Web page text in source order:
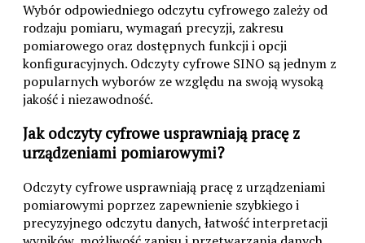
Wybór odpowiedniego odczytu cyfrowego zależy od
rodzaju pomiaru, wymagań precyzji, zakresu
pomiarowego oraz dostępnych funkcji i opcji
konfiguracyjnych. Odczyty cyfrowe SINO są jednym z
popularnych wyborów ze względu na swoją wysoką
jakość i niezawodność.
Jak odczyty cyfrowe usprawniają pracę z
urządzeniami pomiarowymi?
Odczyty cyfrowe usprawniają pracę z urządzeniami
pomiarowymi poprzez zapewnienie szybkiego i
precyzyjnego odczytu danych, łatwość interpretacji